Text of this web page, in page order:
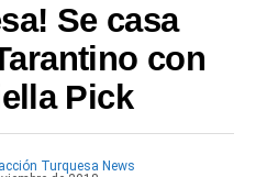
Se casa
con
Pick
Turquesa News